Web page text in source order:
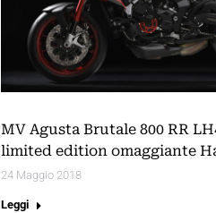
MV Agusta Brutale 800 RR
limited edition omaggiante
24 Maggio 2018
Leggi